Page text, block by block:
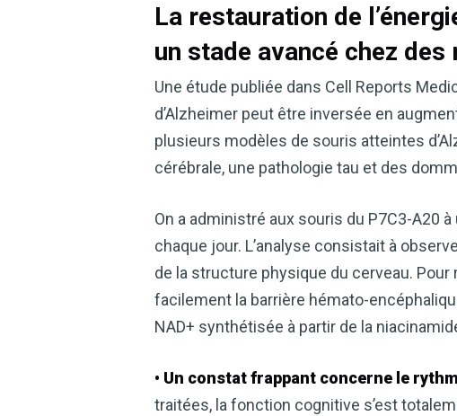
La restauration de
un stade avancé chez
Une étude publiée dans Cell Reports
d’Alzheimer peut être inversée en
plusieurs modèles de souris atteintes
cérébrale, une pathologie tau et des
On a administré aux souris du P7C3-A20
chaque jour. L’analyse consistait à
de la structure physique du cerveau.
facilement la barrière hémato-
NAD+ synthétisée à partir de la
• Un constat frappant concerne le
traitées, la fonction cognitive s’est